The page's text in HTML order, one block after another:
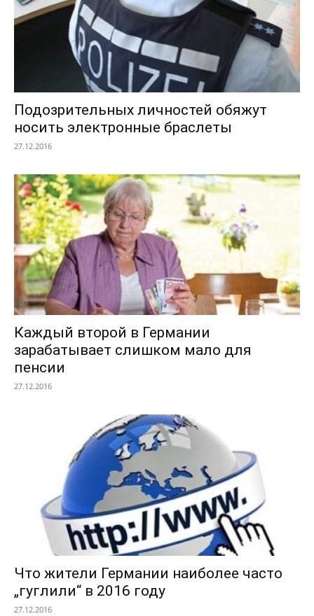
Подозрительных личностей обяжут
носить электронные браслеты
27.12.2016
Каждый второй в Германии
зарабатывает слишком мало для
пенсии
27.12.2016
Что жители Германии наиболее часто
„гуглили“ в 2016 году
27.12.2016